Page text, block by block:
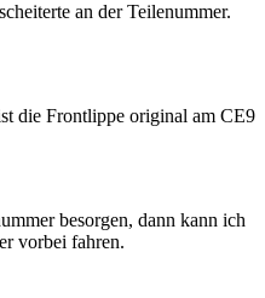
an der Teilenummer.
die Frontlippe original am CE9
besorgen, dann kann ich
vorbei fahren.